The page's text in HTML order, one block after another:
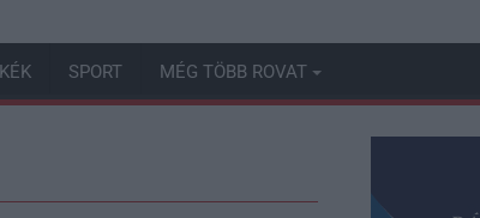
KÉK SPORT MÉG TÖBB ROVAT